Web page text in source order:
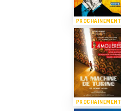
PROCHAINEMENT
PROCHAINEMENT